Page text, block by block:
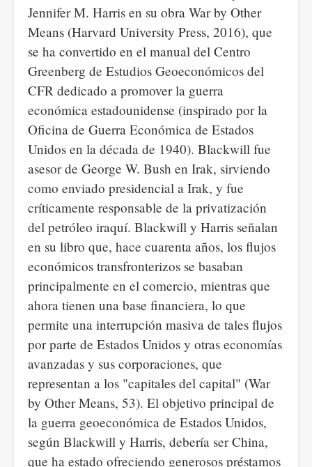
Jennifer M. Harris en su obra War by Other
Means (Harvard University Press, 2016), que
se ha convertido en el manual del Centro
Greenberg de Estudios Geoeconómicos del
CFR dedicado a promover la guerra
económica estadounidense (inspirado por la
Oficina de Guerra Económica de Estados
Unidos en la década de 1940). Blackwill fue
asesor de George W. Bush en Irak, sirviendo
como enviado presidencial a Irak, y fue
críticamente responsable de la privatización
del petróleo iraquí. Blackwill y Harris señalan
en su libro que, hace cuarenta años, los flujos
económicos transfronterizos se basaban
principalmente en el comercio, mientras que
ahora tienen una base financiera, lo que
permite una interrupción masiva de tales flujos
por parte de Estados Unidos y otras economías
avanzadas y sus corporaciones, que
representan a los "capitales del capital" (War
by Other Means, 53). El objetivo principal de
la guerra geoeconómica de Estados Unidos,
según Blackwill y Harris, debería ser China,
que ha estado ofreciendo generosos préstamos